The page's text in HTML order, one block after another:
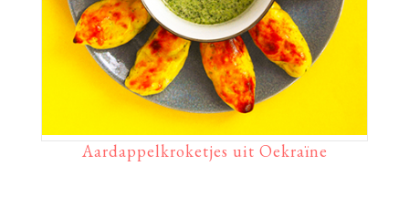
Aardappelkroketjes uit Oekraïne